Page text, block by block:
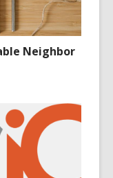
Neighbor